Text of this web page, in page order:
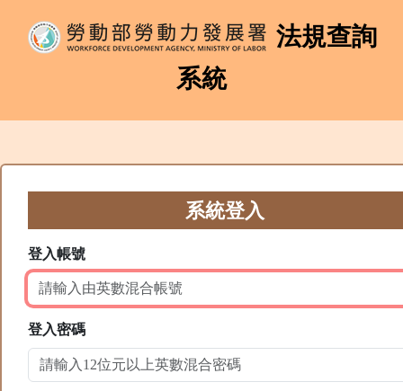
法規查詢
系統
系統登入
登入帳號
登入密碼